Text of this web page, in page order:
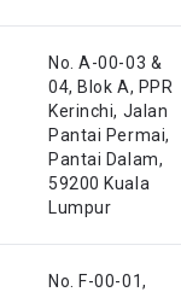
No. A-00-03 &
04, Blok A, PPR
Kerinchi, Jalan
Pantai Permai,
Pantai Dalam,
59200 Kuala
Lumpur
No. F-00-01,